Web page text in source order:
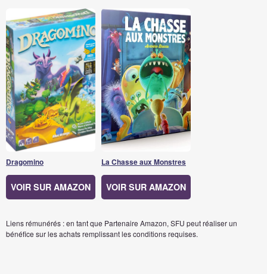
Dragomino
VOIR SUR AMAZON
La Chasse aux Monstres
VOIR SUR AMAZON
Liens rémunérés : en tant que Partenaire Amazon, SFU peut réaliser un
bénéfice sur les achats remplissant les conditions requises.